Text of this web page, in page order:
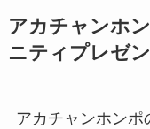
アカチャンホ
ニティプレゼ
アカチャンホンポ